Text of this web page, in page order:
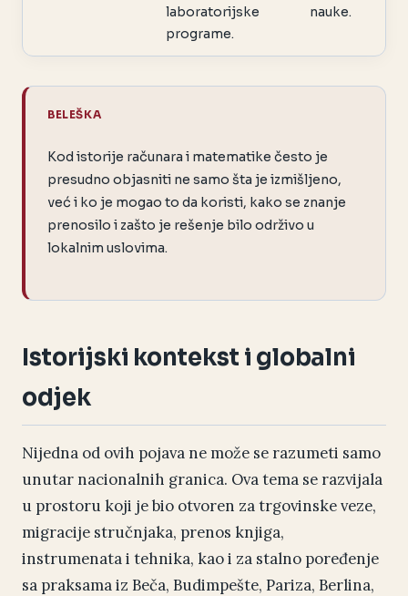
laboratorijske
programe.
nauke.
BELEŠKA
Kod istorije računara i matematike često je
presudno objasniti ne samo šta je izmišljeno,
već i ko je mogao to da koristi, kako se znanje
prenosilo i zašto je rešenje bilo održivo u
lokalnim uslovima.
Istorijski kontekst i globalni
odjek
Nijedna od ovih pojava ne može se razumeti samo
unutar nacionalnih granica. Ova tema se razvijala
u prostoru koji je bio otvoren za trgovinske veze,
migracije stručnjaka, prenos knjiga,
instrumenata i tehnika, kao i za stalno poređenje
sa praksama iz Beča, Budimpešte, Pariza, Berlina,